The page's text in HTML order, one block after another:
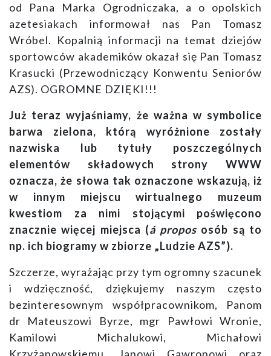
od Pana Marka Ogrodniczaka, a o opolskich
azetesiakach informował nas Pan Tomasz
Wróbel. Kopalnią informacji na temat dziejów
sportowców akademików okazał się Pan Tomasz
Krasucki (Przewodniczący Konwentu Seniorów
AZS). OGROMNE DZIĘKI!!!
Już teraz wyjaśniamy, że ważna w symbolice
barwa zielona, którą wyróżnione zostały
nazwiska lub tytuły poszczególnych
elementów składowych strony WWW
oznacza, że słowa tak oznaczone wskazują, iż
w innym miejscu wirtualnego muzeum
kwestiom za nimi stojącymi poświęcono
znacznie więcej miejsca (á propos osób są to
np. ich biogramy w zbiorze „Ludzie AZS”).
Szczerze, wyrażając przy tym ogromny szacunek
i wdzięczność, dziękujemy naszym często
bezinteresownym współpracownikom, Panom
dr Mateuszowi Byrze,
mgr Pawłowi Wronie,
Kamilowi Michalukowi, Michałowi